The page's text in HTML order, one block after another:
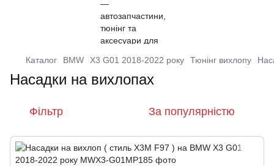
Каталог BMW X3 G01 2018-2022 року Тюнінг вихлопу
Насадки на вихлопах
Фільтр За популярністю